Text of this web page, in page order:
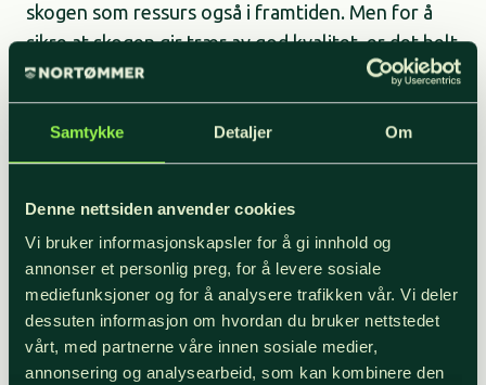
Samtykke Detaljer Om
Denne nettsiden anvender cookies
Vi bruker informasjonskapsler for å gi innhold og
annonser et personlig preg, for å levere sosiale
mediefunksjoner og for å analysere trafikken vår. Vi deler
dessuten informasjon om hvordan du bruker nettstedet
vårt, med partnerne våre innen sosiale medier,
annonsering og analysearbeid, som kan kombinere den
skogen som ressurs også i framtiden. Men for å
sikre at skogen gir trær av god kvalitet, er det helt
nødvendig å gjøre ungskogpleie nå, sier Helge
Nordby, seksjonssjef for skogbruk og
arealforvaltning hos Statsforvalteren.
Kontakter skogeiere direkte
Derfor går nå Statsforvalteren og kommunene i
Østfold, Buskerud, Oslo og Akershus,
skognæringen og Østfold fylkeskommune, ut med
en klar oppfordring til alle skogeiere: Det er tid
for ungskogpleie!